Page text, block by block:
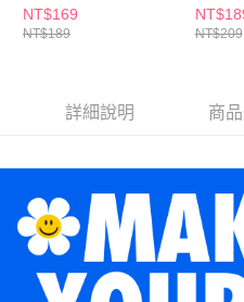
NT$169
NT$189 NT$209
詳細說明 商